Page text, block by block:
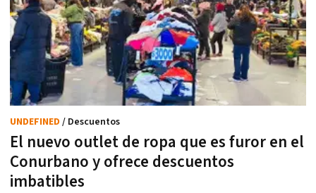
El nuevo outlet de ropa que es furor en el
Conurbano y ofrece descuentos
imbatibles
UNDEFINED / Descuentos